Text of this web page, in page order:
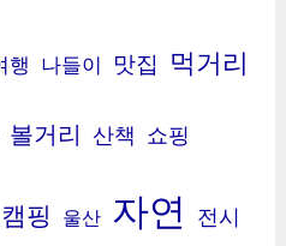
행 나들이 맛집 먹거리
볼거리 산책 쇼핑
핑 울산 자연 전시